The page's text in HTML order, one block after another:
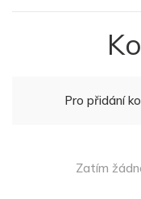
Pro přidání
Zatím